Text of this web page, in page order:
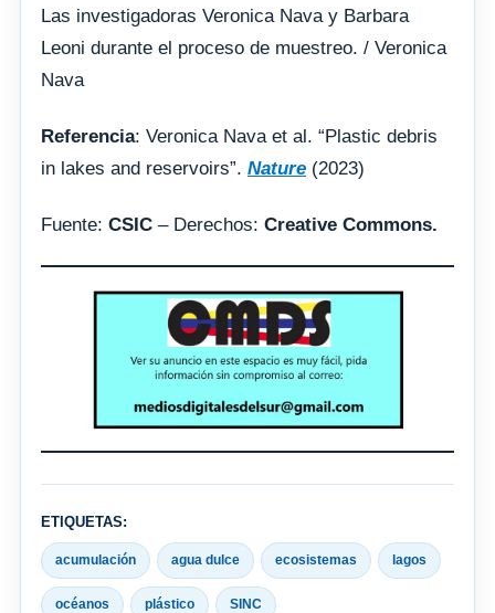
Las investigadoras Veronica Nava y Barbara
Leoni durante el proceso de muestreo. / Veronica
Nava
Referencia: Veronica Nava et al. “Plastic debris
in lakes and reservoirs”. Nature (2023)
Fuente: CSIC – Derechos: Creative Commons.
ETIQUETAS:
acumulación agua dulce ecosistemas lagos
océanos plástico SINC